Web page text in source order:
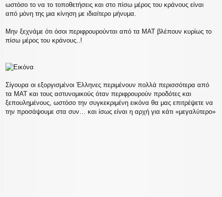
ωστόσο το να το τοποθετήσεις και στο πίσω μέρος του κράνους είναι
από μόνη της μια κίνηση με ιδιαίτερο μήνυμα.
Μην ξεχνάμε ότι όσοι περιφρουρούνται από τα ΜΑΤ βλέπουν κυρίως το
πίσω μέρος του κράνους..!
Σίγουρα οι εξοργισμένοι Έλληνες περιμένουν πολλά περισσότερα από
τα ΜΑΤ και τους αστυνομικούς όταν περιφρουρούν προδότες και
ξεπουλημένους, ωστόσο την συγκεκριμένη εικόνα θα μας επιτρέψετε να
την προσάψουμε στα συν… και ίσως είναι η αρχή για κάτι «μεγαλύτερο»